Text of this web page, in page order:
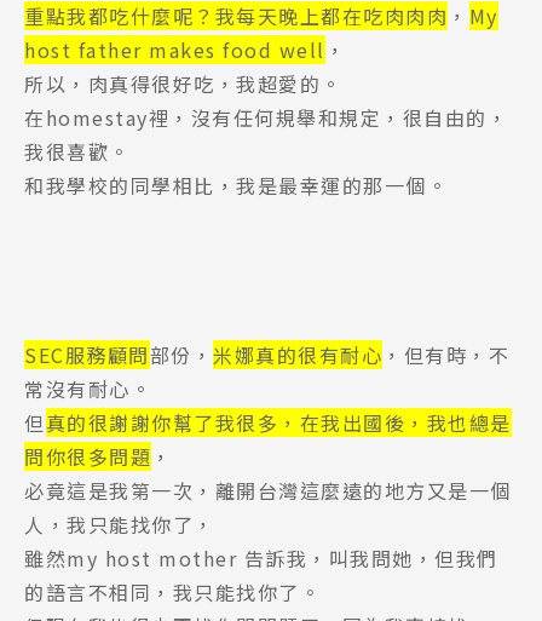
重點我都吃什麼呢？我每天晚上都在吃肉肉肉 ， My
host father makes food well ，
所以，肉真得很好吃，我超愛的。
在homestay裡，沒有任何規舉和規定，很自由的，
我很喜歡。
和我學校的同學相比，我是最幸運的那一個。
SEC服務顧問部份， 米娜真的很有耐心 ，但有時，不
常沒有耐心。
但 真的很謝謝你幫了我很多，在我出國後，我也總是
問你很多問題 ，
必竟這是我第一次，離開台灣這麼遠的地方又是一個
人，我只能找你了，
雖然my host mother 告訴我，叫我問她，但我們
的語言不相同，我只能找你了。